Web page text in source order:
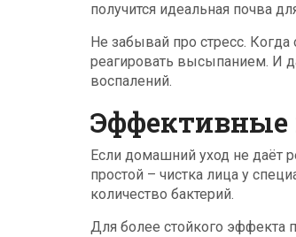
получится идеальная почва
Не забывай про стресс. Когда
реагировать высыпанием. И
воспалений.
Эффективные
Если домашний уход не даёт
простой – чистка лица у
количество бактерий.
Для более стойкого эффекта